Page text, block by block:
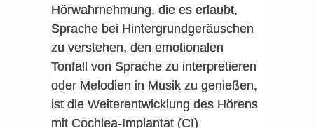
Hörwahrnehmung, die es erlaubt,
Sprache bei Hintergrundgeräuschen
zu verstehen, den emotionalen
Tonfall von Sprache zu interpretieren
oder Melodien in Musik zu genießen,
ist die Weiterentwicklung des Hörens
mit Cochlea-Implantat (CI)